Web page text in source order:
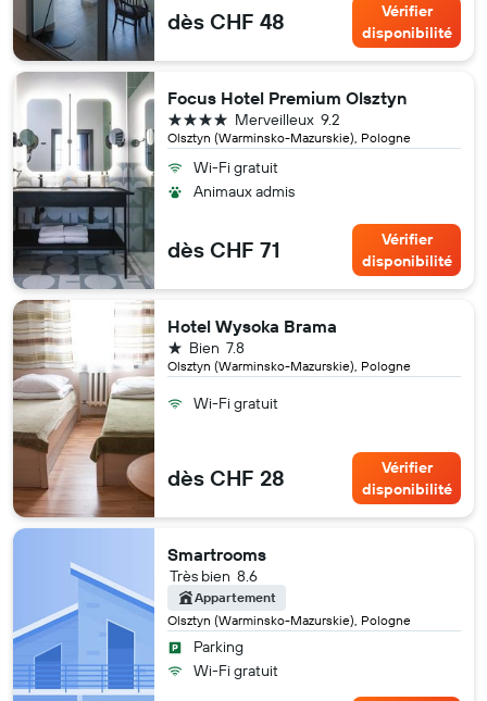
dès CHF 48
Vérifier
disponibilité
Focus Hotel Premium Olsztyn
Olsztyn (Warminsko-Mazurskie), Pologne
9.2
Merveilleux
4 étoiles
Wi-Fi gratuit
Animaux admis
dès CHF 71
Vérifier
disponibilité
Hotel Wysoka Brama
Olsztyn (Warminsko-Mazurskie), Pologne
7.8
Bien
1 étoile
Wi-Fi gratuit
dès CHF 28
Vérifier
disponibilité
Smartrooms
Olsztyn (Warminsko-Mazurskie), Pologne
8.6
Très bien
Appartement
Parking
Wi-Fi gratuit